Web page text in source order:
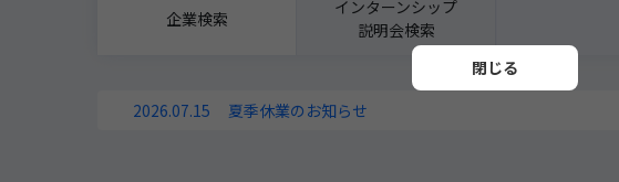
企業検索
インターンシップ
説明会検索
2026.07.15 夏季休業のお知らせ
閉じる